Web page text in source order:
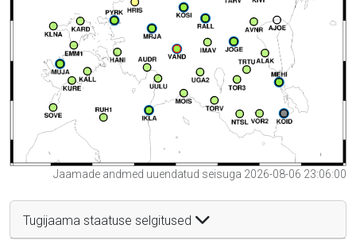
Jaamade andmed uuendatud seisuga 2026-08-06 23:06:00
Tugijaama staatuse selgitused